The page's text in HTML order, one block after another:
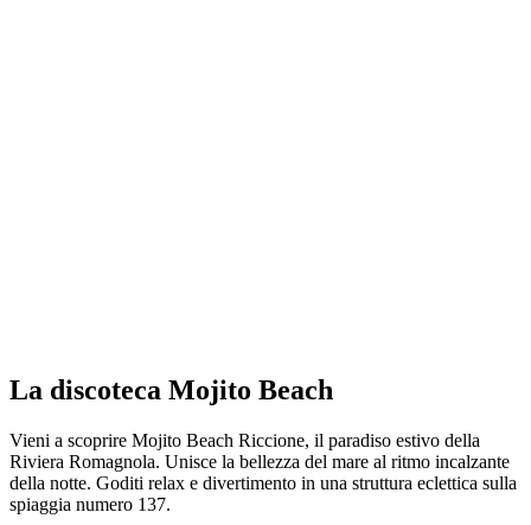
La discoteca Mojito Beach
Vieni a scoprire Mojito Beach Riccione, il paradiso estivo della
Riviera Romagnola. Unisce la bellezza del mare al ritmo incalzante
della notte. Goditi relax e divertimento in una struttura eclettica sulla
spiaggia numero 137.